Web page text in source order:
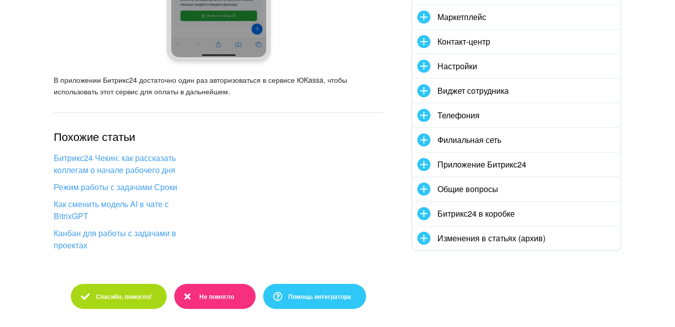
В приложении Битрикс24 достаточно один раз авторизоваться в сервисе ЮKassa, чтобы
использовать этот сервис для оплаты в дальнейшем.
Похожие статьи
Битрикс24 Чекин: как рассказать
коллегам о начале рабочего дня
Режим работы с задачами Сроки
Как сменить модель AI в чате с
BitrixGPT
Канбан для работы с задачами в
проектах
Спасибо, помогло! Не помогло Помощь интегратора
Маркетплейс
Контакт-центр
Настройки
Виджет сотрудника
Телефония
Филиальная сеть
Приложение Битрикс24
Общие вопросы
Битрикс24 в коробке
Изменения в статьях (архив)